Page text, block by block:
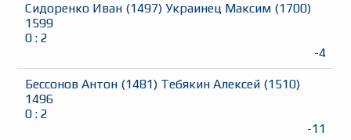
Сидоренко Иван (1497) Украинец Максим (1700)
1599
0 : 2
-4
Бессонов Антон (1481) Тебякин Алексей (1510)
1496
0 : 2
-11